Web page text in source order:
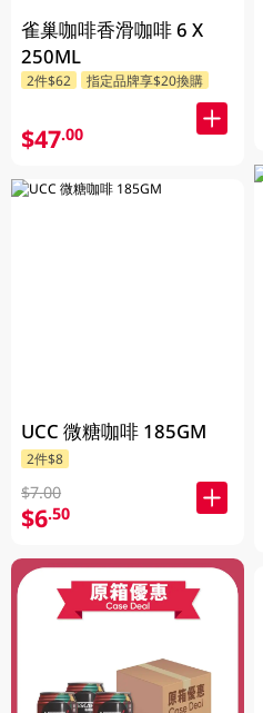
雀巢咖啡香滑咖啡 6 X
250ML
2件$62 指定品牌享$20換購
$47.00
UCC 微糖咖啡 185GM
2件$8
$7.00
$6.50